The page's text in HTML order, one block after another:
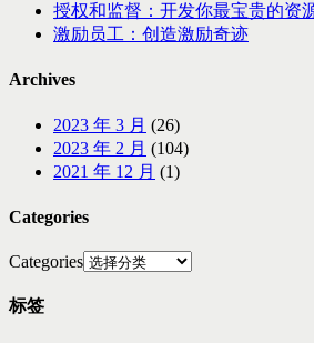
授权和监督：开发你最宝贵的资
激励员工：创造激励奇迹
Archives
2023 年 3 月 (26)
2023 年 2 月 (104)
2021 年 12 月 (1)
Categories
Categories
标签